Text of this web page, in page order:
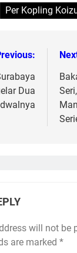
Per Kopling
Dua
will not be
are marked *